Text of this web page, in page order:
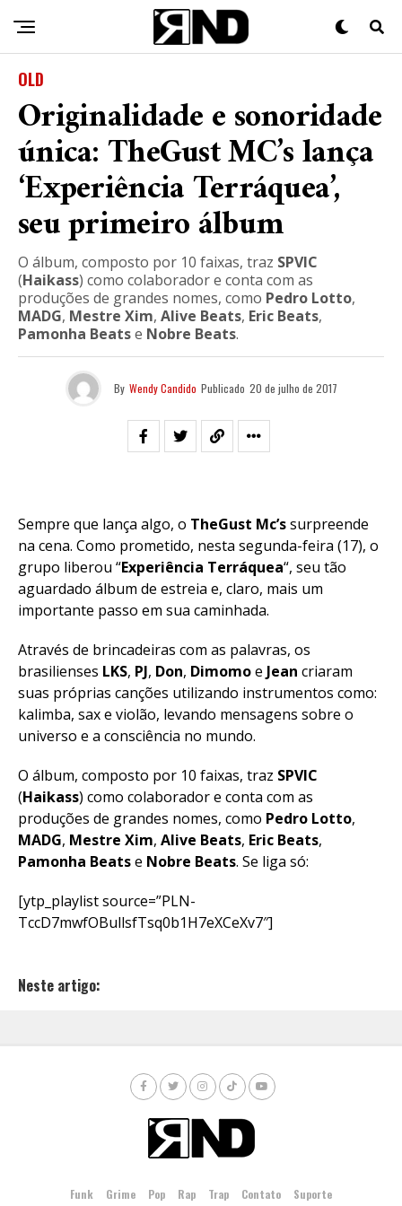
OLD
Originalidade e sonoridade
única: TheGust MC’s lança
‘Experiência Terráquea’,
seu primeiro álbum
O álbum, composto por 10 faixas, traz SPVIC
(Haikass) como colaborador e conta com as
produções de grandes nomes, como Pedro Lotto,
MADG, Mestre Xim, Alive Beats, Eric Beats,
Pamonha Beatse Nobre Beats.
By Wendy Candido Publicado 20 de julho de 2017
Sempre que lança algo, o TheGust Mc’ssurpreende
na cena. Como prometido, nesta segunda-feira (17), o
grupo liberou “Experiência Terráquea“, seu tão
aguardado álbum de estreia e, claro, mais um
importante passo em sua caminhada.
Através de brincadeiras com as palavras, os
brasilienses LKS, PJ, Don, Dimomoe Jean criaram
suas próprias canções utilizando instrumentos como:
kalimba, sax e violão, levando mensagens sobre o
universo e a consciência no mundo.
O álbum, composto por 10 faixas, traz SPVIC
(Haikass) como colaborador e conta com as
produções de grandes nomes, como Pedro Lotto,
MADG, Mestre Xim, Alive Beats, Eric Beats,
Pamonha Beatse Nobre Beats. Se liga só:
[ytp_playlist source=”PLN-
TccD7mwfOBullsfTsq0b1H7eXCeXv7″]
Neste artigo:
Funk Grime Pop Rap Trap Contato Suporte